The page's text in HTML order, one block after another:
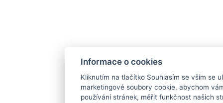
Informace o cookies
Kliknutím na tlačítko Souhlasím se vším se
marketingové soubory cookie, abychom
používání stránek, měřit funkčnost našich